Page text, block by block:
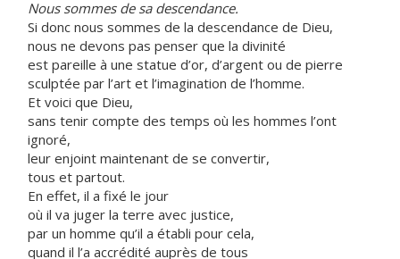
Nous sommes de sa descendance.
Si donc nous sommes de la descendance de Dieu,
nous ne devons pas penser que la divinité
est pareille à une statue d’or, d’argent ou de pierre
sculptée par l’art et l’imagination de l’homme.
Et voici que Dieu,
sans tenir compte des temps où les hommes l’ont
ignoré,
leur enjoint maintenant de se convertir,
tous et partout.
En effet, il a fixé le jour
où il va juger la terre avec justice,
par un homme qu’il a établi pour cela,
quand il l’a accrédité auprès de tous